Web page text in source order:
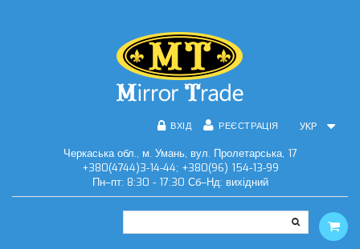
УКР
ВХІД РЕЄСТРАЦІЯ
Черкаська обл., м. Умань, вул. Пролетарська, 17
+380(4744)3-14-44; +380(96) 154-13-99
Пн–пт: 8:30 - 17:30 Сб–Нд: вихідний